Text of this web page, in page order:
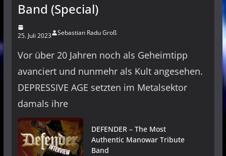
Band (Special)
25. Juli 2023 Sebastian Radu Groß
Vor über 20 Jahren noch als Geheimtipp
avanciert und nunmehr als Kult angesehen.
DEPRESSIVE AGE setzten im Metalsektor
damals ihre
DEFENDER – The Most
Authentic Manowar Tribute
Band